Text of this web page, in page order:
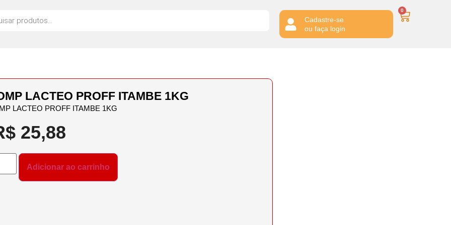
Cadastre-se
ou faça login
0
LACTEO PROFF ITAMBE 1KG
LACTEO PROFF ITAMBE 1KG
25,88
Adicionar ao carrinho